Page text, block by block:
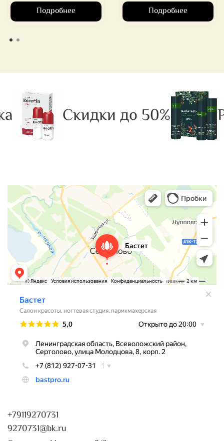
Подробнее Подробнее
Скидки до 50%
+79119270731
9270731@bk.ru